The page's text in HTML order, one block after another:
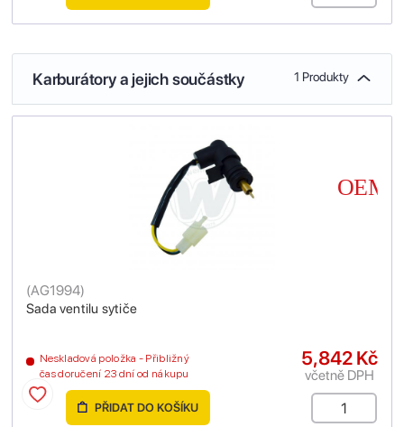
Karburátory a jejich součástky 1 Produkty
Sada ventilu sytiče
(AG1994)
Neskladová položka - Přibližný
čas doručení 23 dní od nákupu
5,842 Kč
včetně DPH
PŘIDAT DO KOŠÍKU